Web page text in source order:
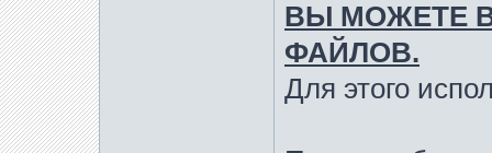
ВЫ МОЖЕТЕ
ФАЙЛОВ.
Для этого